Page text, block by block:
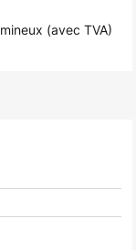
(avec TVA)